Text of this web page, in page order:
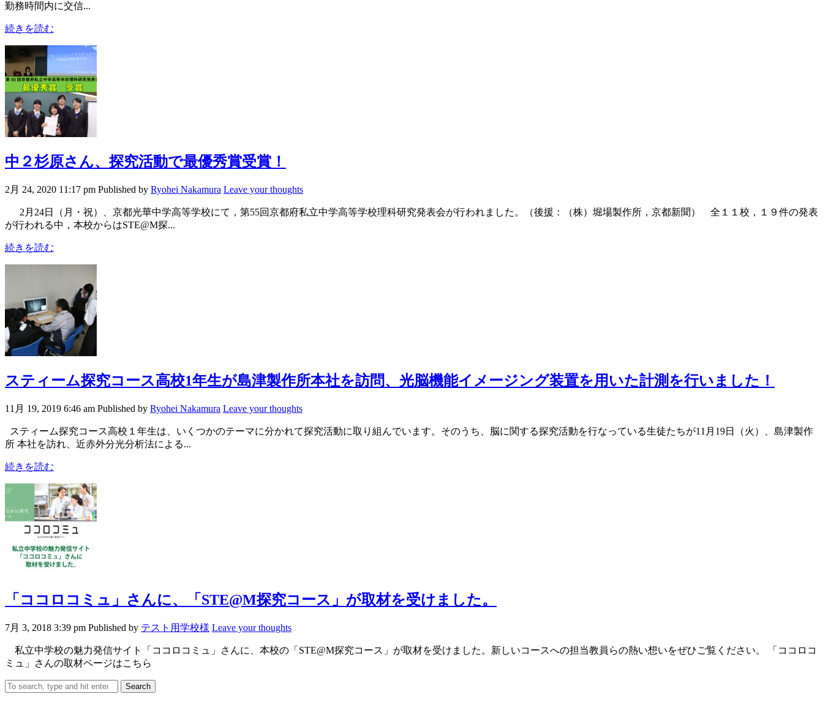
勤務時間内に交信...
続きを読む
中２杉原さん、探究活動で最優秀賞受賞！
2月 24, 2020 11:17 pm Published by Ryohei Nakamura Leave your thoughts
2月24日（月・祝）、京都光華中学高等学校にて，第55回京都府私立中学高等学校理科研究発表会が行われました。（後援：（株）堀場製作所，京都新聞） 全１１校，１９件の発表
が行われる中，本校からはSTE@M探...
続きを読む
スティーム探究コース高校1年生が島津製作所本社を訪問、光脳機能イメージング装置を用いた計測を行いました！
11月 19, 2019 6:46 am Published by Ryohei Nakamura Leave your thoughts
スティーム探究コース高校１年生は、いくつかのテーマに分かれて探究活動に取り組んでいます。そのうち、脳に関する探究活動を行なっている生徒たちが11月19日（火）、島津製作
所 本社を訪れ、近赤外分光分析法による...
続きを読む
「ココロコミュ」さんに、「STE@M探究コース」が取材を受けました。
7月 3, 2018 3:39 pm Published by テスト用学校様 Leave your thoughts
私立中学校の魅力発信サイト「ココロコミュ」さんに、本校の「STE@M探究コース」が取材を受けました。新しいコースへの担当教員らの熱い想いをぜひご覧ください。 「ココロコ
ミュ」さんの取材ページはこちら
Search